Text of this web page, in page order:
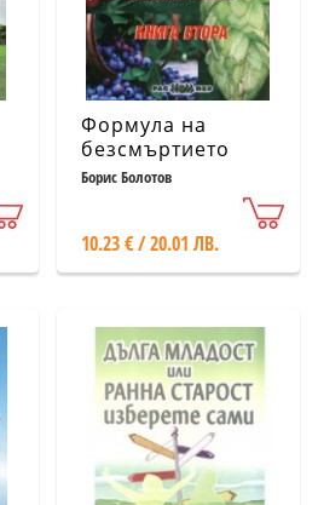
Формула на
безсмъртието
Кн.2: Магическите
академик Болотов
Борис Болотов
10.23 € / 20.01 ЛВ.